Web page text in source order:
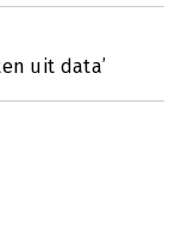
uit data’